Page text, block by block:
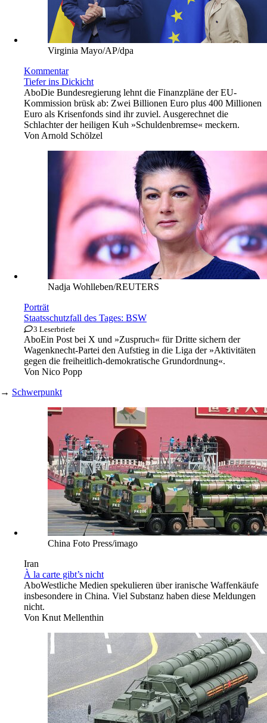
Virginia Mayo/AP/dpa
Kommentar
Tiefer ins Dickicht
AboDie Bundesregierung lehnt die Finanzpläne der EU-
Kommission brüsk ab: Zwei Billionen Euro plus 400 Millionen
Euro als Krisenfonds sind ihr zuviel. Ausgerechnet die
Schlachter der heiligen Kuh »Schuldenbremse« meckern.
Von Arnold Schölzel
Nadja Wohlleben/REUTERS
Porträt
Staatsschutzfall des Tages: BSW
3 Leserbriefe
AboEin Post bei X und »Zuspruch« für Dritte sichern der
Wagenknecht-Partei den Aufstieg in die Liga der »Aktivitäten
gegen die freiheitlich-demokratische Grundordnung«.
Von Nico Popp
→ Schwerpunkt
China Foto Press/imago
Iran
À la carte gibt’s nicht
AboWestliche Medien spekulieren über iranische Waffenkäufe
insbesondere in China. Viel Substanz haben diese Meldungen
nicht.
Von Knut Mellenthin